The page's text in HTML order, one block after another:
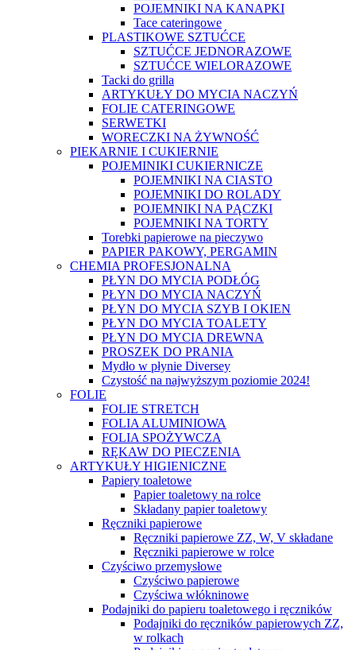
POJEMNIKI NA KANAPKI
Tace cateringowe
PLASTIKOWE SZTUĆCE
SZTUĆCE JEDNORAZOWE
SZTUĆCE WIELORAZOWE
Tacki do grilla
ARTYKUŁY DO MYCIA NACZYŃ
FOLIE CATERINGOWE
SERWETKI
WORECZKI NA ŻYWNOŚĆ
PIEKARNIE I CUKIERNIE
POJEMINIKI CUKIERNICZE
POJEMNIKI NA CIASTO
POJEMNIKI DO ROLADY
POJEMNIKI NA PĄCZKI
POJEMNIKI NA TORTY
Torebki papierowe na pieczywo
PAPIER PAKOWY, PERGAMIN
CHEMIA PROFESJONALNA
PŁYN DO MYCIA PODŁÓG
PŁYN DO MYCIA NACZYŃ
PŁYN DO MYCIA SZYB I OKIEN
PŁYN DO MYCIA TOALETY
PŁYN DO MYCIA DREWNA
PROSZEK DO PRANIA
Mydło w płynie Diversey
Czystość na najwyższym poziomie 2024!
FOLIE
FOLIE STRETCH
FOLIA ALUMINIOWA
FOLIA SPOŻYWCZA
RĘKAW DO PIECZENIA
ARTYKUŁY HIGIENICZNE
Papiery toaletowe
Papier toaletowy na rolce
Składany papier toaletowy
Ręczniki papierowe
Ręczniki papierowe ZZ, W, V składane
Ręczniki papierowe w rolce
Czyściwo przemysłowe
Czyściwo papierowe
Czyściwa włókninowe
Podajniki do papieru toaletowego i ręczników
Podajniki do ręczników papierowych ZZ,
w rolkach